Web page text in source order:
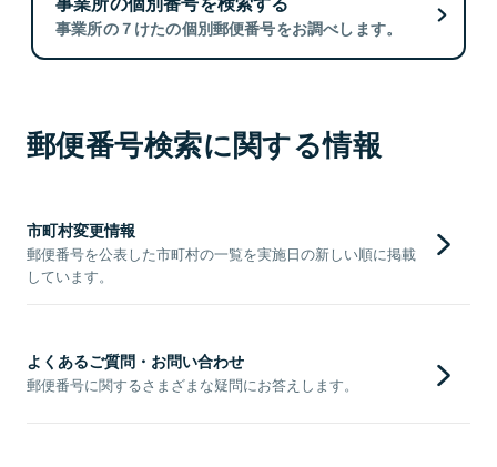
事業所の７けたの個別郵便番号をお調べします。
郵便番号検索に関する情報
市町村変更情報
郵便番号を公表した市町村の一覧を実施日の新しい順に掲載
しています。
よくあるご質問・お問い合わせ
郵便番号に関するさまざまな疑問にお答えします。